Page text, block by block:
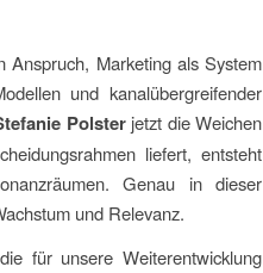
Anspruch, Marketing als System
und kanalübergreifender
Polsterjetzt die Weichen
liefert, entsteht
Genau in dieser
und Relevanz.
für unsere Weiterentwicklung